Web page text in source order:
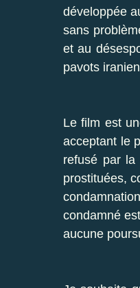
développée
sans
et au
pavots
Le film est
acceptant le
refusé par la
prostituées,
condamné
aucune